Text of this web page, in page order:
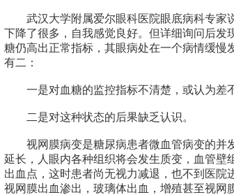
武汉大学附属爱尔眼科医院眼底病科专家
下降了很多，自我感觉良好。但详细询问后发
糖仍高出正常指标，其眼病处在一个病情缓慢
有二：
一是对血糖的监控指标不清楚，或认为差
二是对这种状态的后果缺乏认识。
视网膜病变是糖尿病患者微血管病变的并
延长，人眼内各种组织将会发生质变，血管壁
出血点，这时患者尚无视力减退，也不到医院
视网膜出血渗出，玻璃体出血，增殖甚至视网